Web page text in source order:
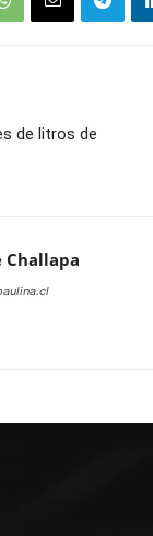
de litros de
Challapa